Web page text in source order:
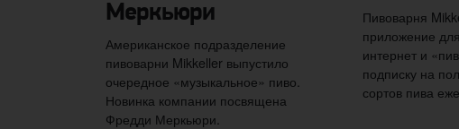
Меркьюри
Американское подразделение
пивоварни Mikkeller выпустило
очередное «музыкальное» пиво.
Новинка компании посвящена
Фредди Меркьюри.
Пивоварня
приложение
интернет и
подписку на
сортов пива